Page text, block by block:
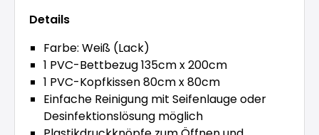
Details
Farbe: Weiß (Lack)
1 PVC-Bettbezug 135cm x 200cm
1 PVC-Kopfkissen 80cm x 80cm
Einfache Reinigung mit Seifenlauge oder
Desinfektionslösung möglich